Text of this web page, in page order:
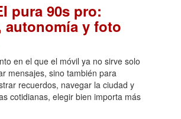
pura 90s pro:
autonomía y foto
en el que el móvil ya no sirve solo
mensajes, sino también para
recuerdos, navegar la ciudad y
cotidianas, elegir bien importa más